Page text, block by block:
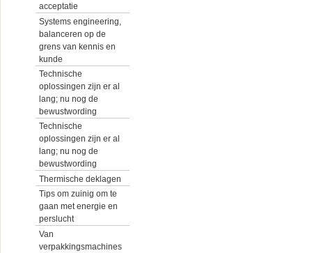
acceptatie
Systems engineering,
balanceren op de
grens van kennis en
kunde
Technische
oplossingen zijn er al
lang; nu nog de
bewustwording
Technische
oplossingen zijn er al
lang; nu nog de
bewustwording
Thermische deklagen
Tips om zuinig om te
gaan met energie en
perslucht
Van
verpakkingsmachines